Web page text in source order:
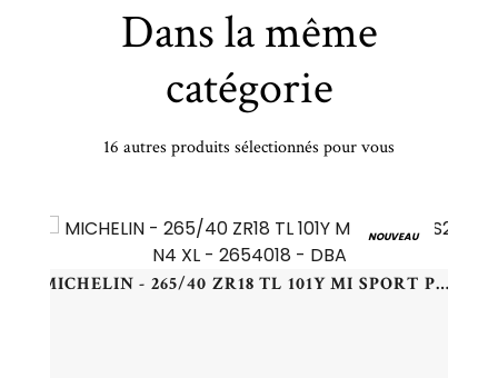
Dans la même
catégorie
16 autres produits sélectionnés pour vous
NOUVEAU
MICHELIN - 265/40 ZR18 TL 101Y MI SPORT PS2 N4 XL - 2654018 - DBA